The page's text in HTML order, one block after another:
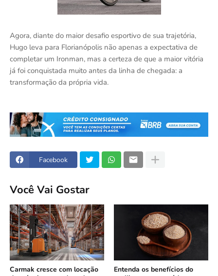
Agora, diante do maior desafio esportivo de sua trajetória,
Hugo leva para Florianópolis não apenas a expectativa de
completar um Ironman, mas a certeza de que a maior vitória
já foi conquistada muito antes da linha de chegada: a
transformação da própria vida.
Facebook
Você Vai Gostar
Carmak cresce com locação
Entenda os benefícios do